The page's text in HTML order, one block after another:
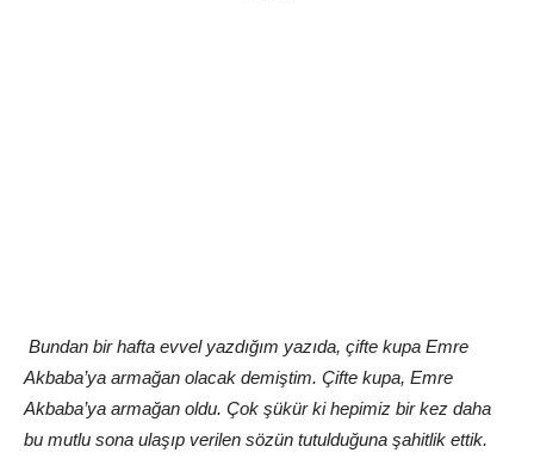
Bundan bir hafta evvel yazdığım yazıda, çifte kupa Emre
Akbaba’ya armağan olacak demiştim. Çifte kupa, Emre
Akbaba’ya armağan oldu. Çok şükür ki hepimiz bir kez daha
bu mutlu sona ulaşıp verilen sözün tutulduğuna şahitlik ettik.